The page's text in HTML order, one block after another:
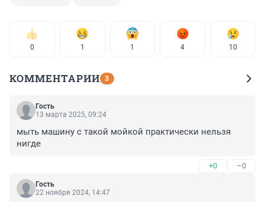
0 1 1 4 10
КОММЕНТАРИИ 3
Гость
13 марта 2025, 09:24
мыть машину с такой мойкой практически нельзя
нигде
+0 –0
Гость
22 ноября 2024, 14:47